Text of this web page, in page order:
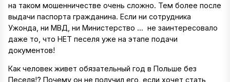
на таком мошенничестве очень сложно. Тем более после
выдачи паспорта гражданина. Если ни сотрудника
Ужонда, ни МВД, ни Министерство ... не заинтересовало
даже то, что НЕТ песеля уже на этапе подачи
документов!
Как человек живет обязательный год в Польше без
Песеля!? Почему он не получил его, если хочет стать